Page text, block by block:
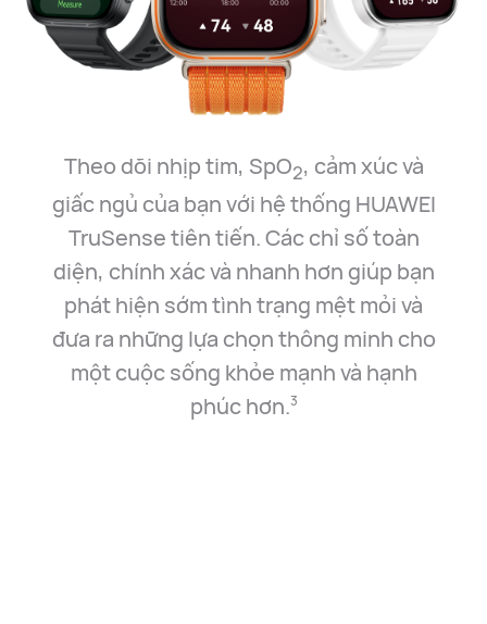
Theo dõi nhịp tim, SpO2, cảm xúc và
giấc ngủ của bạn với hệ thống HUAWEI
TruSense tiên tiến. Các chỉ số toàn
diện, chính xác và nhanh hơn giúp bạn
phát hiện sớm tình trạng mệt mỏi và
đưa ra những lựa chọn thông minh cho
một cuộc sống khỏe mạnh và hạnh
phúc hơn.3